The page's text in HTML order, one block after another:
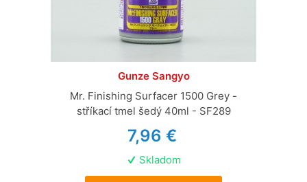
Gunze Sangyo
Mr. Finishing Surfacer 1500 Grey -
stříkací tmel šedý 40ml - SF289
7,96 €
Skladom